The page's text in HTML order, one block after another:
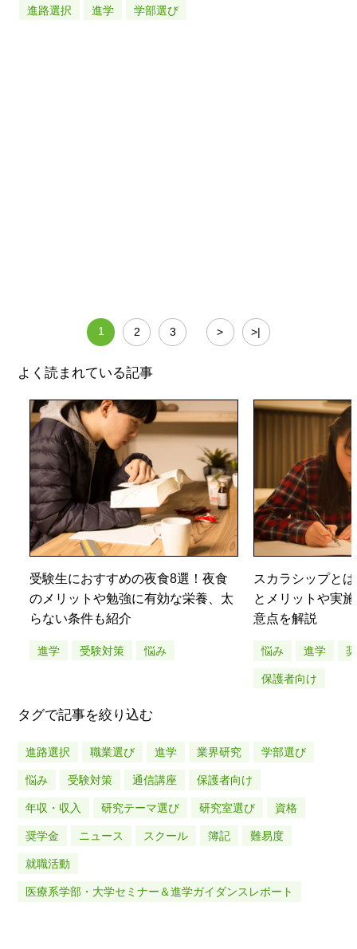
進路選択 進学 学部選び
1 2 3 > >|
よく読まれている記事
受験生におすすめの夜食8選！夜食
のメリットや勉強に有効な栄養、太
らない条件も紹介
進学 受験対策 悩み
スカラシップと
とメリットや実
意点を解説
悩み 進学
保護者向け
タグで記事を絞り込む
進路選択 職業選び 進学 業界研究 学部選び
悩み 受験対策 通信講座 保護者向け
年収・収入 研究テーマ選び 研究室選び 資格
奨学金 ニュース スクール 簿記 難易度
就職活動
医療系学部・大学セミナー＆進学ガイダンスレポート